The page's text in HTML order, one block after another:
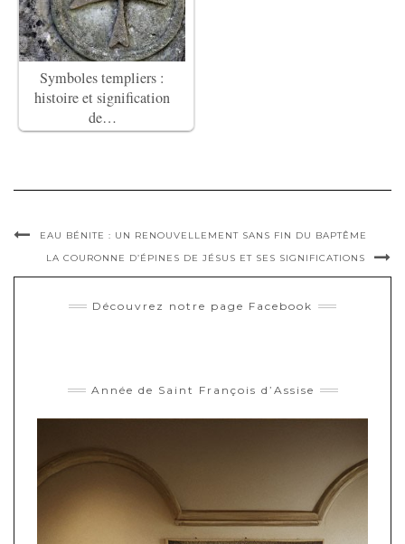
Symboles templiers :
histoire et signification
de…
EAU BÉNITE : UN RENOUVELLEMENT SANS FIN DU BAPTÊME
LA COURONNE D’ÉPINES DE JÉSUS ET SES SIGNIFICATIONS
Découvrez notre page Facebook
Année de Saint François d’Assise